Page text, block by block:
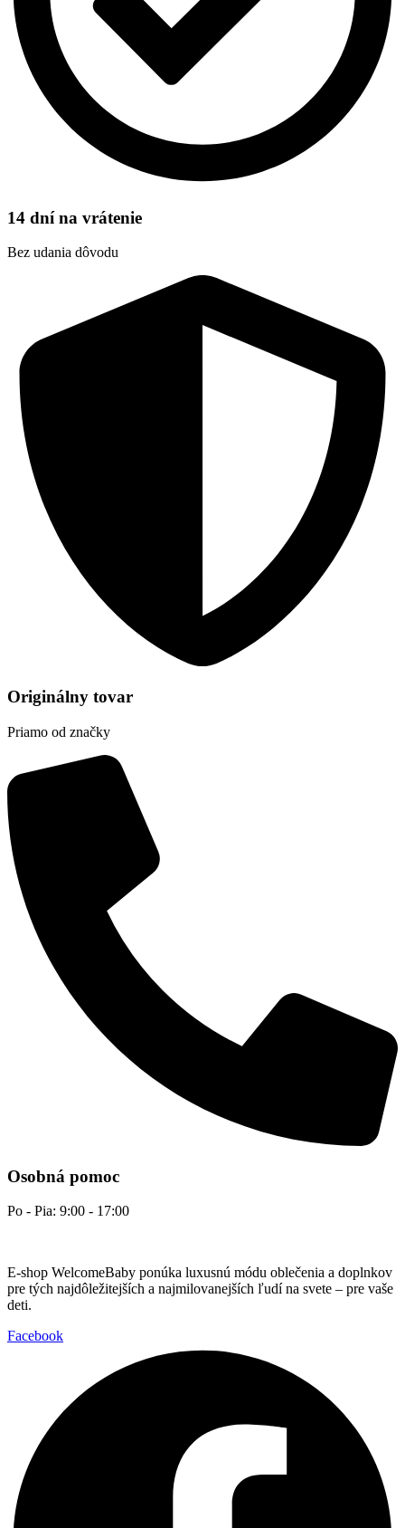
14 dní na vrátenie
Bez udania dôvodu
Originálny tovar
Priamo od značky
Osobná pomoc
Po - Pia: 9:00 - 17:00
E-shop WelcomeBaby ponúka luxusnú módu oblečenia a doplnkov
pre tých najdôležitejších a najmilovanejších ľudí na svete – pre vaše
deti.
Facebook